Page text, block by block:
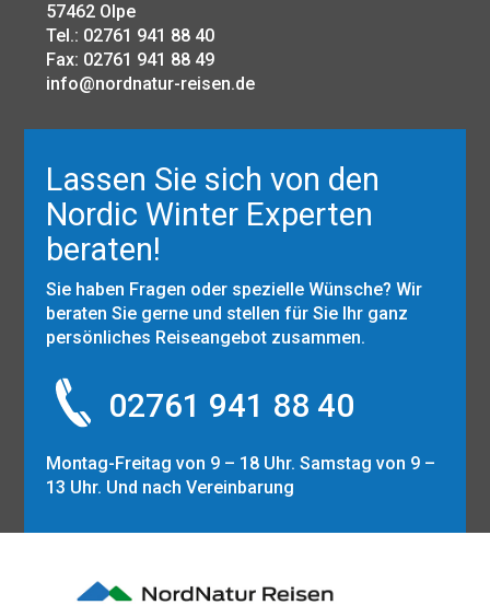
57462 Olpe
Tel.: 02761 941 88 40
Fax: 02761 941 88 49
info@nordnatur-reisen.de
Lassen Sie sich von den
Nordic Winter Experten
beraten!
Sie haben Fragen oder spezielle Wünsche? Wir
beraten Sie gerne und stellen für Sie Ihr ganz
persönliches Reiseangebot zusammen.
02761 941 88 40
Montag-Freitag von 9 – 18 Uhr. Samstag von 9 –
13 Uhr. Und nach Vereinbarung